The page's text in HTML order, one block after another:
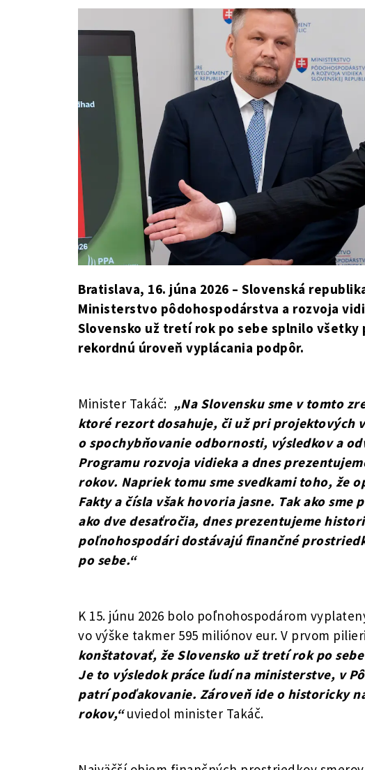
Bratislava, 16. júna 2026 – Slovenská
Ministerstvo pôdohospodárstva a rozvoja
Slovensko už tretí rok po sebe splnilo všetky
rekordnú úroveň vyplácania podpôr.
Minister Takáč: „Na Slovensku sme v tomto
ktoré rezort dosahuje, či už pri projektových
o spochybňovanie odbornosti, výsledkov a
Programu rozvoja vidieka a dnes
rokov. Napriek tomu sme svedkami toho, že
Fakty a čísla však hovoria jasne. Tak ako
ako dve desaťročia, dnes prezentujeme
poľnohospodári dostávajú finančné
po sebe.“
K 15. júnu 2026 bolo poľnohospodárom
vo výške takmer 595 miliónov eur. V prvom
konštatovať, že Slovensko už tretí rok po
Je to výsledok práce ľudí na ministerstve, v
patrí poďakovanie. Zároveň ide o historicky
rokov,“uviedol minister Takáč.